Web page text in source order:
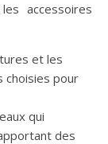
accessoires
et les
choisies pour
qui
des